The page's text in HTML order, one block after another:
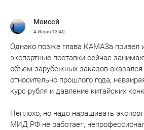
Moисeй
4 Июня13:40
Однако позже глава КАМАЗа привел
экспортные поставки сейчас
объем зарубежных заказов
относительно прошлого года,
курс рубля и давление китайских
Неплохо, но надо наращивать
МИД РФ не работает,